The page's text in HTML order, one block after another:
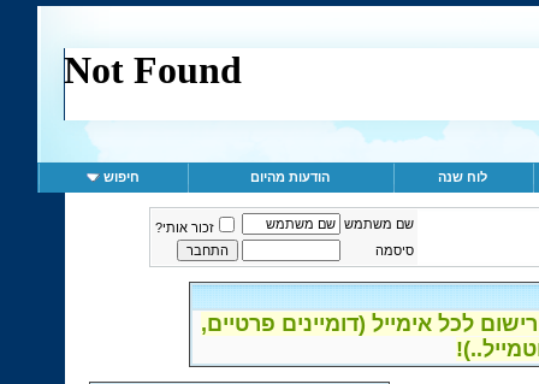
לוח שנה הודעות מהיום חיפוש
שם משתמש
זכור אותי?
סיסמה
לכל אימייל (דומיינים פרטיים,